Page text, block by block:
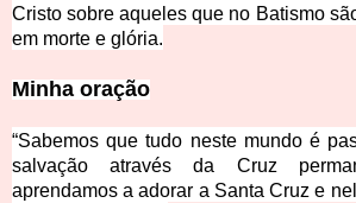
Cristo sobre aqueles que no Batismo
em morte e glória.
Minha oração
“Sabemos que tudo neste mundo é
salvação através da Cruz
aprendamos a adorar a Santa Cruz e